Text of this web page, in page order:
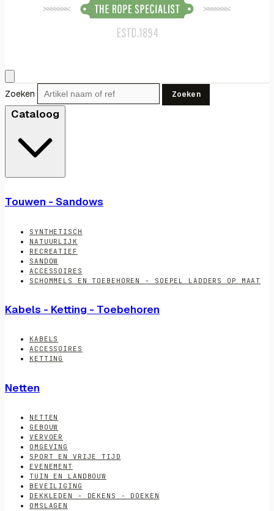
Zoeken Zoeken
Cataloog
Touwen - Sandows
SYNTHETISCH
NATUURLIJK
RECREATIEF
SANDOW
ACCESSOIRES
SCHOMMELS EN TOEBEHOREN - SOEPEL LADDERS OP MAAT
Kabels - Ketting - Toebehoren
KABELS
ACCESSOIRES
KETTING
Netten
NETTEN
GEBOUW
VERVOER
OMGEVING
SPORT EN VRIJE TIJD
EVENEMENT
TUIN EN LANDBOUW
BEVEILIGING
DEKKLEDEN - DEKENS - DOEKEN
OMSLAGEN